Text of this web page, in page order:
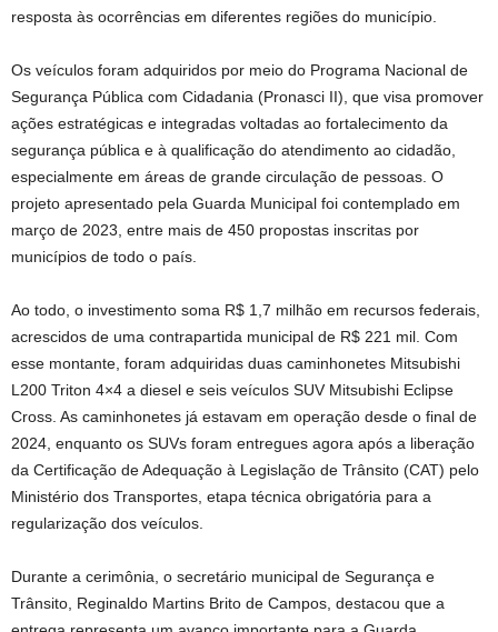
resposta às ocorrências em diferentes regiões do município.
Os veículos foram adquiridos por meio do Programa Nacional de
Segurança Pública com Cidadania (Pronasci II), que visa promover
ações estratégicas e integradas voltadas ao fortalecimento da
segurança pública e à qualificação do atendimento ao cidadão,
especialmente em áreas de grande circulação de pessoas. O
projeto apresentado pela Guarda Municipal foi contemplado em
março de 2023, entre mais de 450 propostas inscritas por
municípios de todo o país.
Ao todo, o investimento soma R$ 1,7 milhão em recursos federais,
acrescidos de uma contrapartida municipal de R$ 221 mil. Com
esse montante, foram adquiridas duas caminhonetes Mitsubishi
L200 Triton 4×4 a diesel e seis veículos SUV Mitsubishi Eclipse
Cross. As caminhonetes já estavam em operação desde o final de
2024, enquanto os SUVs foram entregues agora após a liberação
da Certificação de Adequação à Legislação de Trânsito (CAT) pelo
Ministério dos Transportes, etapa técnica obrigatória para a
regularização dos veículos.
Durante a cerimônia, o secretário municipal de Segurança e
Trânsito, Reginaldo Martins Brito de Campos, destacou que a